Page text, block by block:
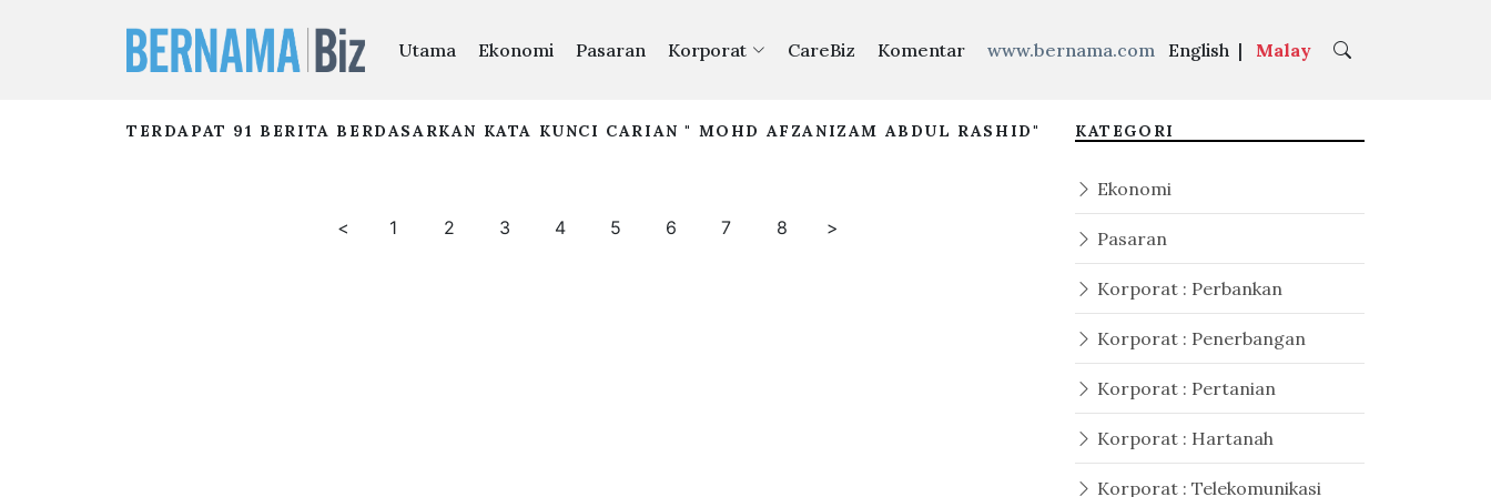
Utama Ekonomi Pasaran Korporat CareBiz Komentar www.bernama.com English | Malay
TERDAPAT 91 BERITA BERDASARKAN KATA KUNCI CARIAN " MOHD AFZANIZAM ABDUL RASHID"
< 1 2 3 4 5 6 7 8 >
KATEGORI
Ekonomi
Pasaran
Korporat : Perbankan
Korporat : Penerbangan
Korporat : Pertanian
Korporat : Hartanah
Korporat : Telekomunikasi